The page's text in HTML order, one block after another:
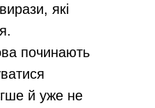
які
починають
й уже не